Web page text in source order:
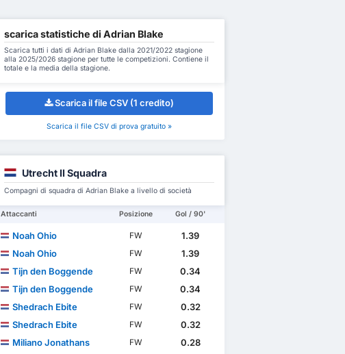
scarica statistiche di Adrian Blake
Scarica tutti i dati di Adrian Blake dalla 2021/2022 stagione
alla 2025/2026 stagione per tutte le competizioni. Contiene il
totale e la media della stagione.
Scarica il file CSV (1 credito)
Scarica il file CSV di prova gratuito »
Utrecht II Squadra
Compagni di squadra di Adrian Blake a livello di società
Attaccanti Posizione Gol / 90'
Noah Ohio FW
1.39
Noah Ohio
FW
1.39
Tijn den Boggende
FW
0.34
Tijn den Boggende
FW
0.34
Shedrach Ebite
FW
0.32
Shedrach Ebite
FW
0.32
Miliano Jonathans
FW
0.28